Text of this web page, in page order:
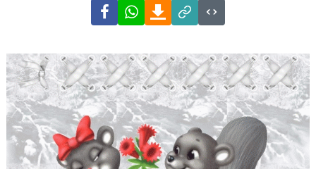
FacebookWhatsAppDownload
Link
Code